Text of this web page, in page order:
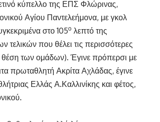
κύπελλο της ΕΠΣ Φλώρινας,
Αγίου Παντελεήμονα, με γκολ
στο 105ο λεπτό της
που θέλει τις περισσότερες
θέση των ομάδων). Έγινε πρόπερσι με
πρωταθλητή Ακρίτα Αχλάδας, έγινε
Ελλάς Α.Καλλινίκης και φέτος,